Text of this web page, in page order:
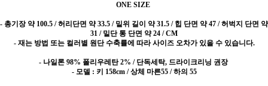
ONE SIZE
- 총기장 약 100.5 / 허리단면 약 33.5 / 밑위 길이 약 31.5 / 힙 단면 약 47 / 허벅지 단면 약
31 / 밑단 통 단면 약 24 / CM
- 재는 방법 또는 컬러별 원단 수축률에 따라 사이즈 오차가 있을 수 있습니다.
- 나일론 98% 폴리우레탄 2% / 단독세탁, 드라이크리닝 권장
- 모델 : 키 158cm / 상체 마른55 / 하의 55